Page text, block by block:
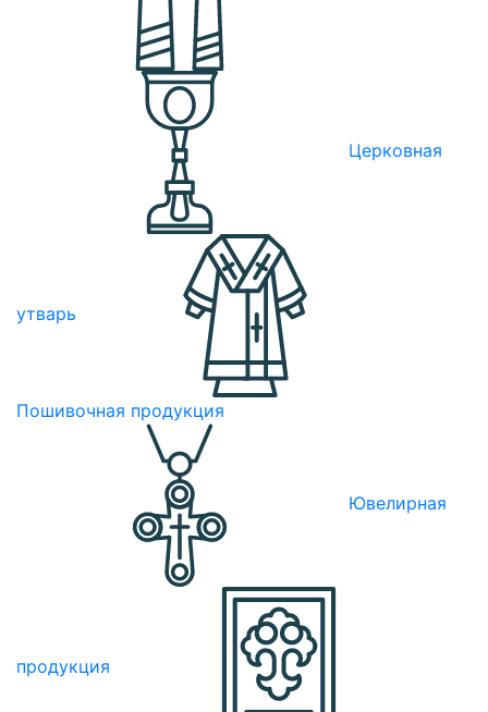
Церковная
утварь
Пошивочная продукция
Ювелирная
продукция